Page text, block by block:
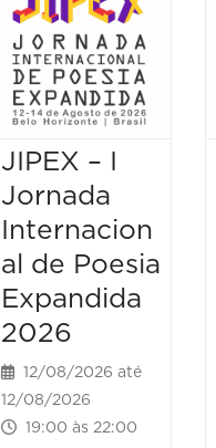
JIPEX – I
Jornada
Internacion
al de Poesia
Expandida
2026
12/08/2026 até
12/08/2026
19:00 às 22:00